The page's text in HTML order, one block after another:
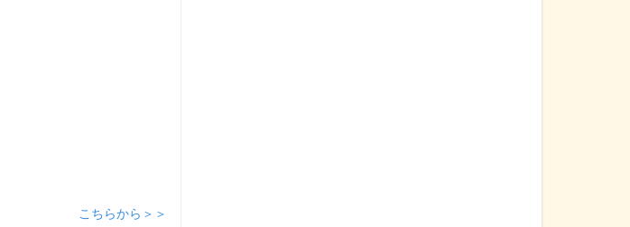
こちらから＞＞